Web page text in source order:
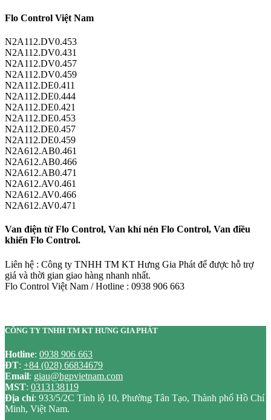
Flo Control Việt Nam
N2A112.DV0.453
N2A112.DV0.431
N2A112.DV0.457
N2A112.DV0.459
N2A112.DE0.411
N2A112.DE0.444
N2A112.DE0.421
N2A112.DE0.453
N2A112.DE0.457
N2A112.DE0.459
N2A612.AB0.461
N2A612.AB0.466
N2A612.AB0.471
N2A612.AV0.461
N2A612.AV0.466
N2A612.AV0.471
Van điện từ Flo Control, Van khí nén Flo Control, Van điều
khiển Flo Control.
Liên hệ : Công ty TNHH TM KT Hưng Gia Phát để được hỗ trợ
giá và thời gian giao hàng nhanh nhất.
Flo Control Việt Nam / Hotline : 0938 906 663
CÔNG TY TNHH TM KT HƯNG GIA PHÁT
Hotline: 0938 906 663
ĐT: +84 (028) 66834679
Email: giau@hgpvietnam.com
MST: 0313138119
Địa chỉ: 933/5/2C Tỉnh lộ 10, Phường Tân Tạo, Thành phố Hồ Chí
Minh, Việt Nam.